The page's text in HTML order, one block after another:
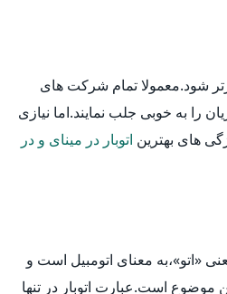
شود.معمولا تمام شرکت های
را به خوبی جلب نمایند.اما نیازی
های بهترین اتوبار در مینای و در
«اتو»،به معنای اتومبیل است و
است.عبارت اتوبار در تنها